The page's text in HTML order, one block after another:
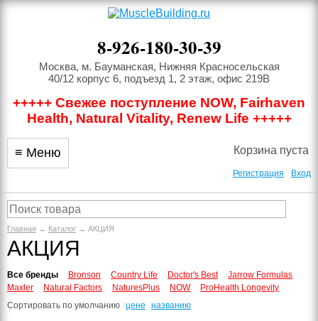
8-926-180-30-39
Москва, м. Бауманская, Нижняя Красносельская
40/12 корпус 6, подъезд 1, 2 этаж, офис 219В
+++++ Свежее поступление NOW, Fairhaven
Health, Natural Vitality, Renew Life +++++
≡ Меню Корзина пуста
Регистрация Вход
Главная → Каталог → АКЦИЯ
АКЦИЯ
Все бренды Bronson Country Life Doctor's Best
Jarrow Formulas
Maxler
Natural Factors NaturesPlus NOW
ProHealth Longevity
Сортировать по умолчанию цене названию